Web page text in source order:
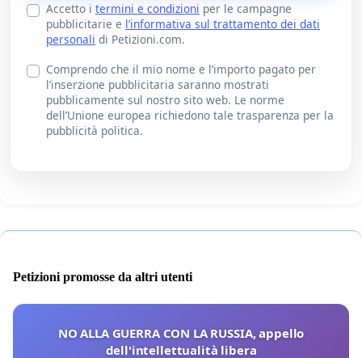
Accetto i termini e condizioni per le campagne
pubblicitarie e l’informativa sul trattamento dei dati
personali di Petizioni.com.
Comprendo che il mio nome e l’importo pagato per
l’inserzione pubblicitaria saranno mostrati
pubblicamente sul nostro sito web. Le norme
dell’Unione europea richiedono tale trasparenza per la
pubblicità politica.
Petizioni promosse da altri utenti
NO ALLA GUERRA CON LA RUSSIA, appello
dell'intellettualità libera